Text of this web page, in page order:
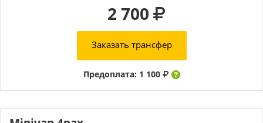
2 700
Заказать трансфер
Предоплата: 1 100